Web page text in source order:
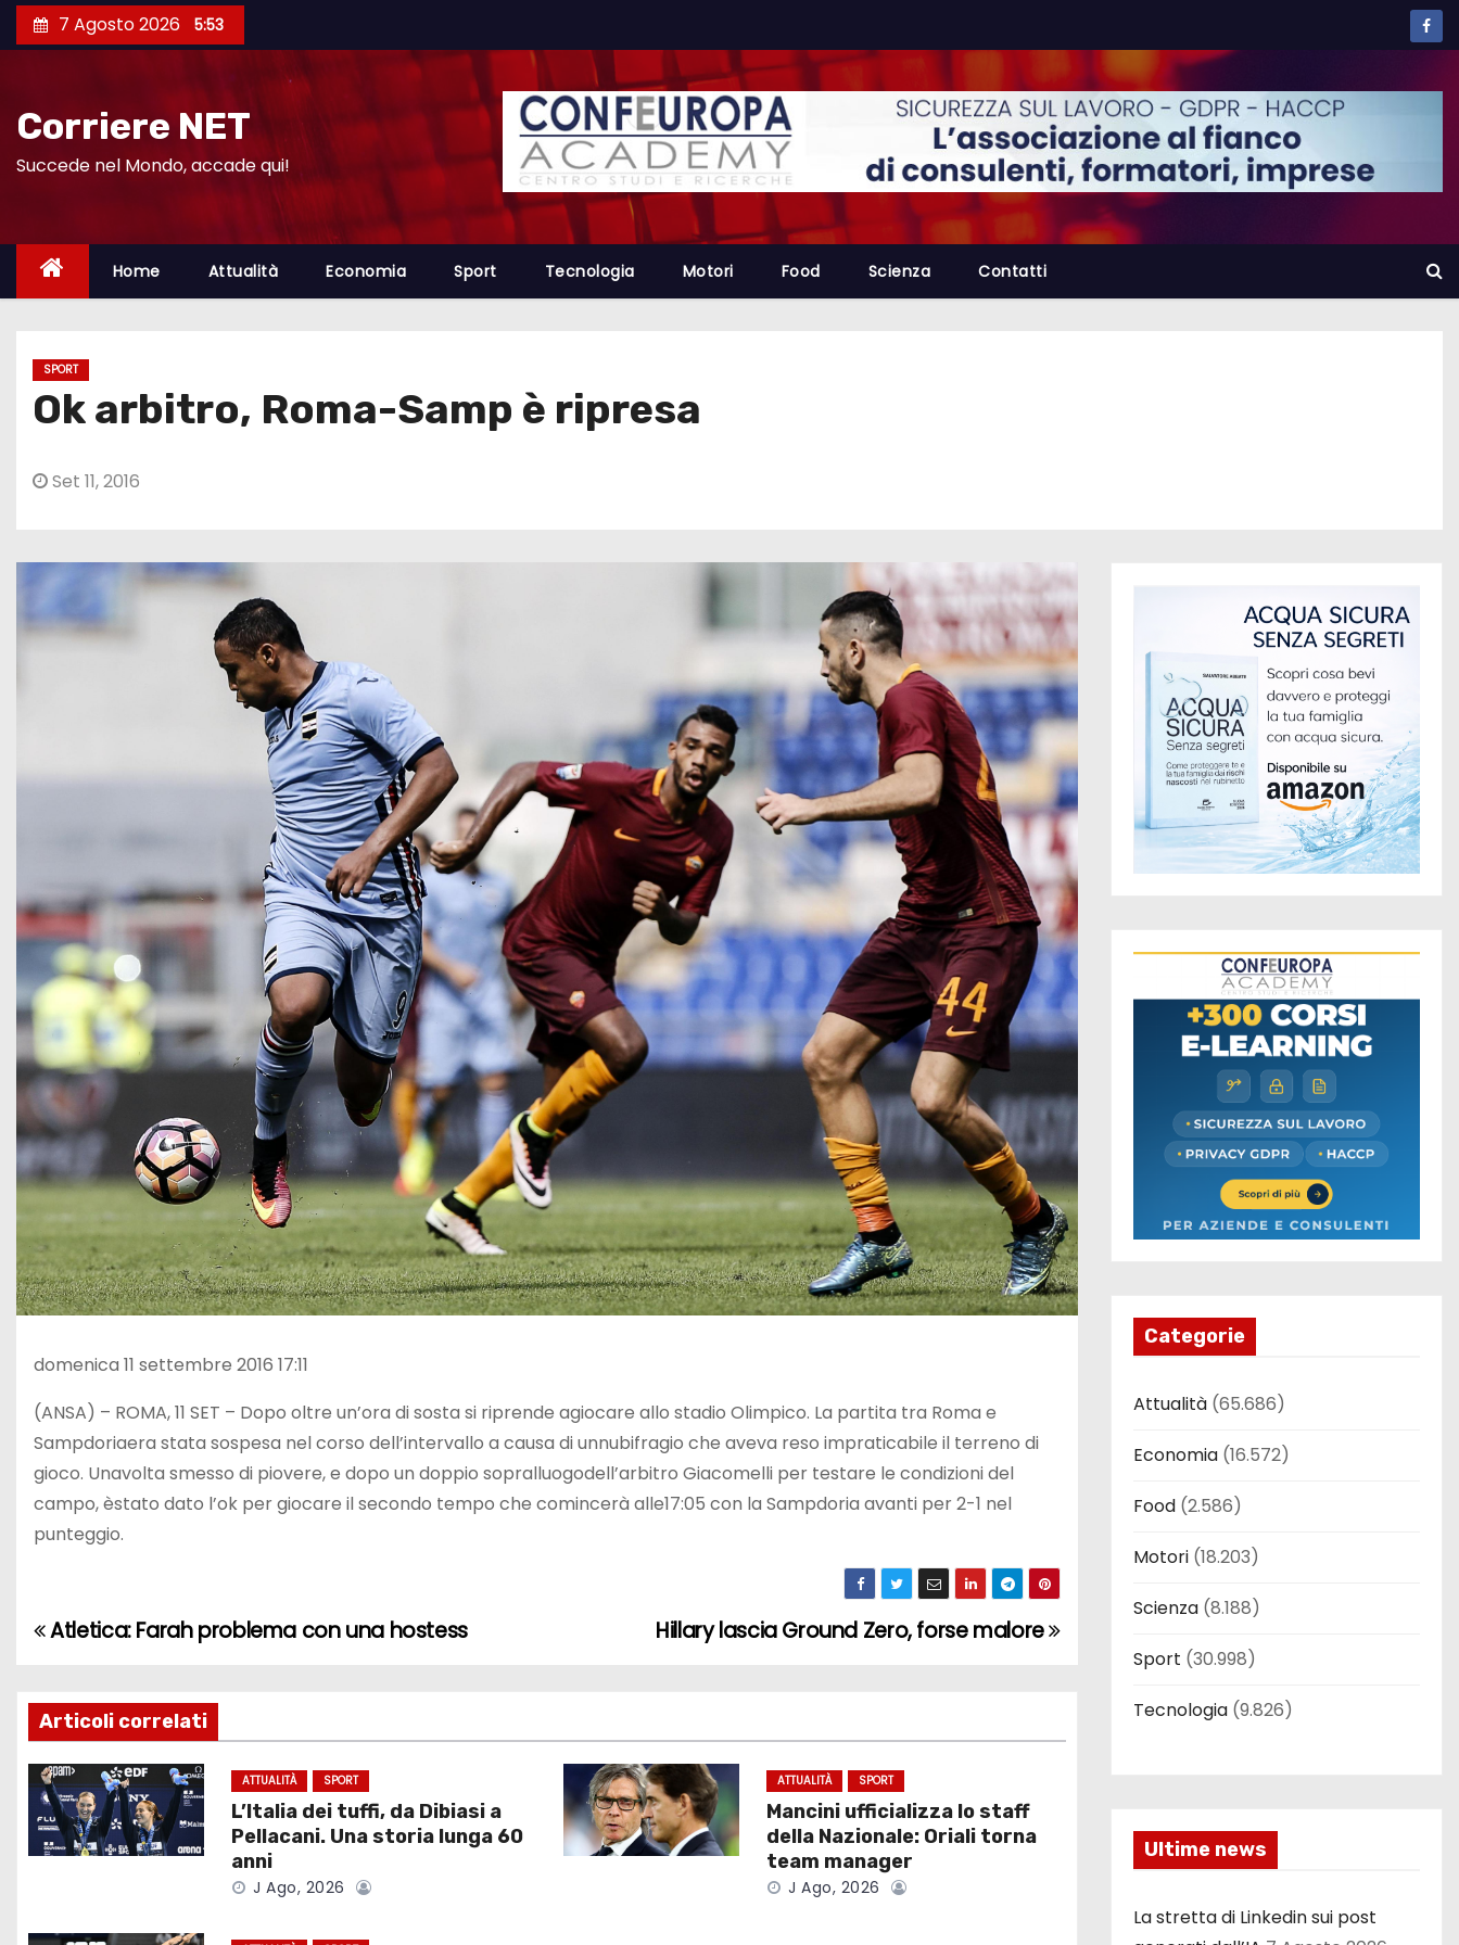
a
7 Agosto 2026 5:53
Corriere NET
Succede nel Mondo, accade qui!
Home Attualità Economia Sport Tecnologia Motori Food Scienza Contatti
SPORT
Ok arbitro, Roma-Samp è ripresa
Set 11, 2016
domenica 11 settembre 2016 17:11
(ANSA) – ROMA, 11 SET – Dopo oltre un’ora di sosta si riprende agiocare allo stadio Olimpico. La partita tra Roma e
Sampdoriaera stata sospesa nel corso dell’intervallo a causa di unnubifragio che aveva reso impraticabile il terreno di
gioco. Unavolta smesso di piovere, e dopo un doppio sopralluogodell’arbitro Giacomelli per testare le condizioni del
campo, èstato dato l’ok per giocare il secondo tempo che comincerà alle17:05 con la Sampdoria avanti per 2-1 nel
punteggio.
N
v
i
g
a
Hillary lascia Ground Zero, forse malore
Atletica: Farah problema con una hostess
Articoli correlati
ATTUALITÀ SPORT
L’Italia dei tuffi, da Dibiasi a
Pellacani. Una storia lunga 60
anni
J Ago, 2026
ATTUALITÀ SPORT
Mancini ufficializza lo staff
della Nazionale: Oriali torna
team manager
J Ago, 2026
Categorie
Attualità (65.686)
Economia (16.572)
Food (2.586)
Motori (18.203)
Scienza (8.188)
Sport (30.998)
Tecnologia (9.826)
Ultime news
La stretta di Linkedin sui post